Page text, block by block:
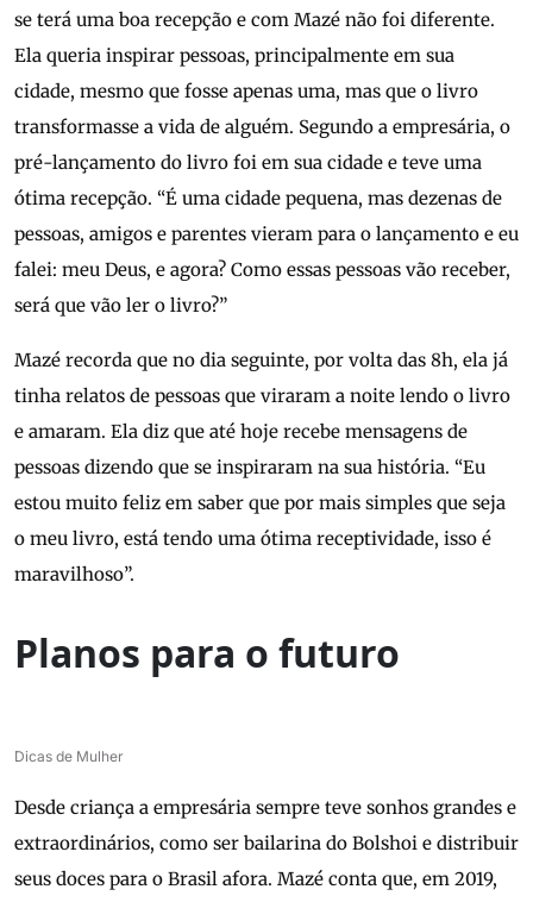
se terá uma boa recepção e com Mazé não foi diferente.
Ela queria inspirar pessoas, principalmente em sua
cidade, mesmo que fosse apenas uma, mas que o livro
transformasse a vida de alguém. Segundo a empresária, o
pré-lançamento do livro foi em sua cidade e teve uma
ótima recepção. “É uma cidade pequena, mas dezenas de
pessoas, amigos e parentes vieram para o lançamento e eu
falei: meu Deus, e agora? Como essas pessoas vão receber,
será que vão ler o livro?”
Mazé recorda que no dia seguinte, por volta das 8h, ela já
tinha relatos de pessoas que viraram a noite lendo o livro
e amaram. Ela diz que até hoje recebe mensagens de
pessoas dizendo que se inspiraram na sua história. “Eu
estou muito feliz em saber que por mais simples que seja
o meu livro, está tendo uma ótima receptividade, isso é
maravilhoso”.
Planos para o futuro
Dicas de Mulher
Desde criança a empresária sempre teve sonhos grandes e
extraordinários, como ser bailarina do Bolshoi e distribuir
seus doces para o Brasil afora. Mazé conta que, em 2019,